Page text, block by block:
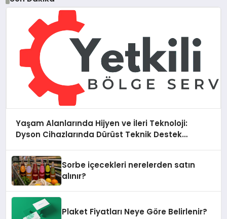
Yaşam Alanlarında Hijyen ve İleri Teknoloji:
Dyson Cihazlarında Dürüst Teknik Destek
Sorbe içecekleri nerelerden satın
alınır?
Plaket Fiyatları Neye Göre Belirlenir?